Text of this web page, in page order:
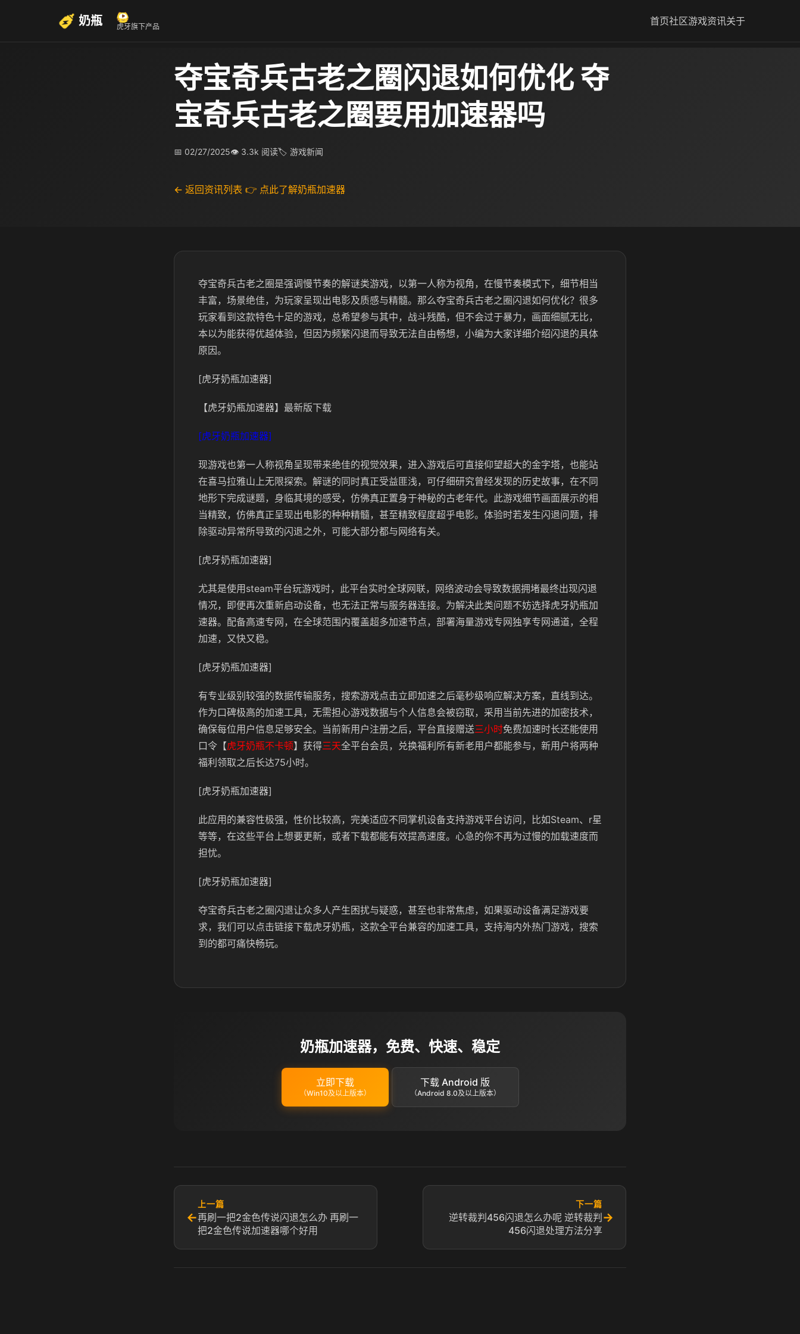
奶瓶 虎牙旗下产品 首页社区游戏资讯关于
夺宝奇兵古老之圈闪退如何优化 夺
宝奇兵古老之圈要用加速器吗
📅 02/27/2025👁 3.3k 阅读🏷 游戏新闻
← 返回资讯列表 👉 点此了解奶瓶加速器
夺宝奇兵古老之圈是强调慢节奏的解谜类游戏，以第一人称为视角，在慢节奏模式下，细节相当
丰富，场景绝佳，为玩家呈现出电影及质感与精髓。那么夺宝奇兵古老之圈闪退如何优化？很多
玩家看到这款特色十足的游戏，总希望参与其中，战斗残酷，但不会过于暴力，画面细腻无比，
本以为能获得优越体验，但因为频繁闪退而导致无法自由畅想，小编为大家详细介绍闪退的具体
原因。
[虎牙奶瓶加速器]
【虎牙奶瓶加速器】最新版下载
[虎牙奶瓶加速器]
现游戏也第一人称视角呈现带来绝佳的视觉效果，进入游戏后可直接仰望超大的金字塔，也能站
在喜马拉雅山上无限探索。解谜的同时真正受益匪浅，可仔细研究曾经发现的历史故事，在不同
地形下完成谜题，身临其境的感受，仿佛真正置身于神秘的古老年代。此游戏细节画面展示的相
当精致，仿佛真正呈现出电影的种种精髓，甚至精致程度超乎电影。体验时若发生闪退问题，排
除驱动异常所导致的闪退之外，可能大部分都与网络有关。
[虎牙奶瓶加速器]
尤其是使用steam平台玩游戏时，此平台实时全球网联，网络波动会导致数据拥堵最终出现闪退
情况，即便再次重新启动设备，也无法正常与服务器连接。为解决此类问题不妨选择虎牙奶瓶加
速器。配备高速专网，在全球范围内覆盖超多加速节点，部署海量游戏专网独享专网通道，全程
加速，又快又稳。
[虎牙奶瓶加速器]
有专业级别较强的数据传输服务，搜索游戏点击立即加速之后毫秒级响应解决方案，直线到达。
作为口碑极高的加速工具，无需担心游戏数据与个人信息会被窃取，采用当前先进的加密技术，
确保每位用户信息足够安全。当前新用户注册之后，平台直接赠送三小时免费加速时长还能使用
口令【虎牙奶瓶不卡顿】获得三天全平台会员，兑换福利所有新老用户都能参与，新用户将两种
福利领取之后长达75小时。
[虎牙奶瓶加速器]
此应用的兼容性极强，性价比较高，完美适应不同掌机设备支持游戏平台访问，比如Steam、r星
等等，在这些平台上想要更新，或者下载都能有效提高速度。心急的你不再为过慢的加载速度而
担忧。
[虎牙奶瓶加速器]
夺宝奇兵古老之圈闪退让众多人产生困扰与疑惑，甚至也非常焦虑，如果驱动设备满足游戏要
求，我们可以点击链接下载虎牙奶瓶，这款全平台兼容的加速工具，支持海内外热门游戏，搜索
到的都可痛快畅玩。
奶瓶加速器，免费、快速、稳定
立即下载
（Win10及以上版本）
下载 Android 版
（Android 8.0及以上版本）
←
上一篇
再刷一把2金色传说闪退怎么办 再刷一
把2金色传说加速器哪个好用
下一篇
逆转裁判456闪退怎么办呢 逆转裁判
456闪退处理方法分享
→